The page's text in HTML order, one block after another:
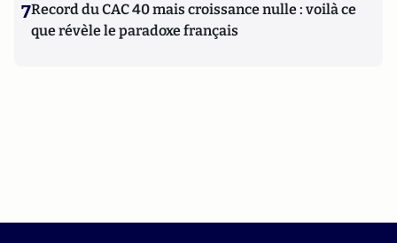
7Record du CAC 40 mais croissance nulle : voilà ce
que révèle le paradoxe français